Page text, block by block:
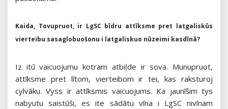
Kaida, Tovupruot, ir LgSC bīdru attīksme pret latgaliskūs
vierteibu sasaglobuošonu i latgaliskuo nūzeimi kasdīnā?
Iz itū vaicuojumu kotram atbiļde ir sova. Munupruot,
attīksme pret lītom, vierteibom ir tei, kas raksturoj
cylvāku. Vyss ir attīksmis vaicuojums. Ka jaunīšim tys
nabyutu saistūši, es ite sādātu vīna i LgSC nivīnam